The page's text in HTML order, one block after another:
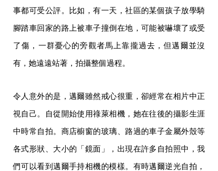
事都可受公評。比如，有一天，社區的某個孩子放學騎
腳踏車回家的路上被車子撞倒在地，可能被嚇壞了或受
了傷，一群憂心的旁觀者馬上靠攏過去，但邁爾並沒
有，她遠遠站著，拍攝整個過程。
令人意外的是，邁爾雖然戒心很重，卻經常在相片中正
視自己。自從開始使用祿萊相機，她在往後的攝影生涯
中時常自拍。商店櫥窗的玻璃、路過的車子金屬外殼等
各式形狀、大小的「鏡面」，出現在許多自拍照中，我
們可以看到邁爾手持相機的模樣。有時邁爾逆光自拍，